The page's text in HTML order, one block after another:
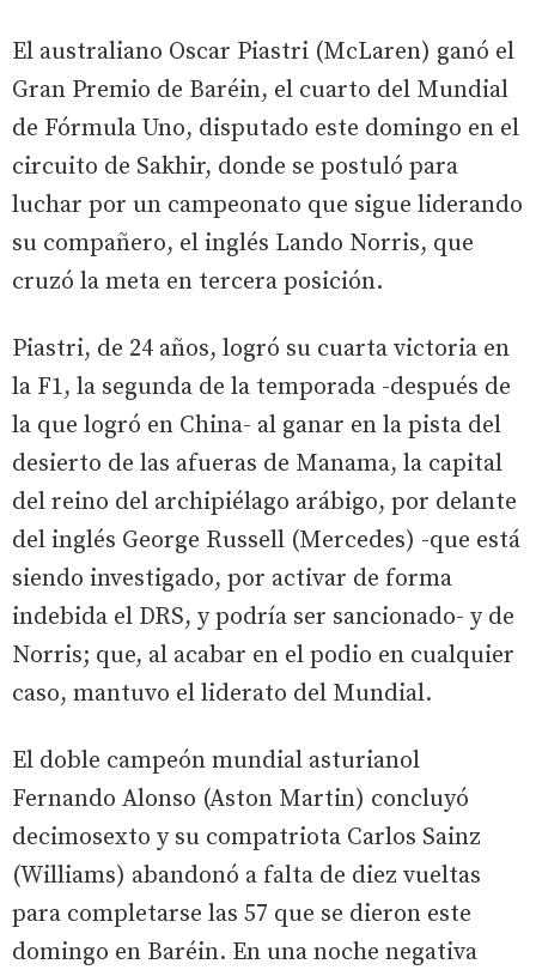
El australiano Oscar Piastri (McLaren) ganó el
Gran Premio de Baréin, el cuarto del Mundial
de Fórmula Uno, disputado este domingo en el
circuito de Sakhir, donde se postuló para
luchar por un campeonato que sigue liderando
su compañero, el inglés Lando Norris, que
cruzó la meta en tercera posición.
Piastri, de 24 años, logró su cuarta victoria en
la F1, la segunda de la temporada -después de
la que logró en China- al ganar en la pista del
desierto de las afueras de Manama, la capital
del reino del archipiélago arábigo, por delante
del inglés George Russell (Mercedes) -que está
siendo investigado, por activar de forma
indebida el DRS, y podría ser sancionado- y de
Norris; que, al acabar en el podio en cualquier
caso, mantuvo el liderato del Mundial.
El doble campeón mundial asturianol
Fernando Alonso (Aston Martin) concluyó
decimosexto y su compatriota Carlos Sainz
(Williams) abandonó a falta de diez vueltas
para completarse las 57 que se dieron este
domingo en Baréin. En una noche negativa